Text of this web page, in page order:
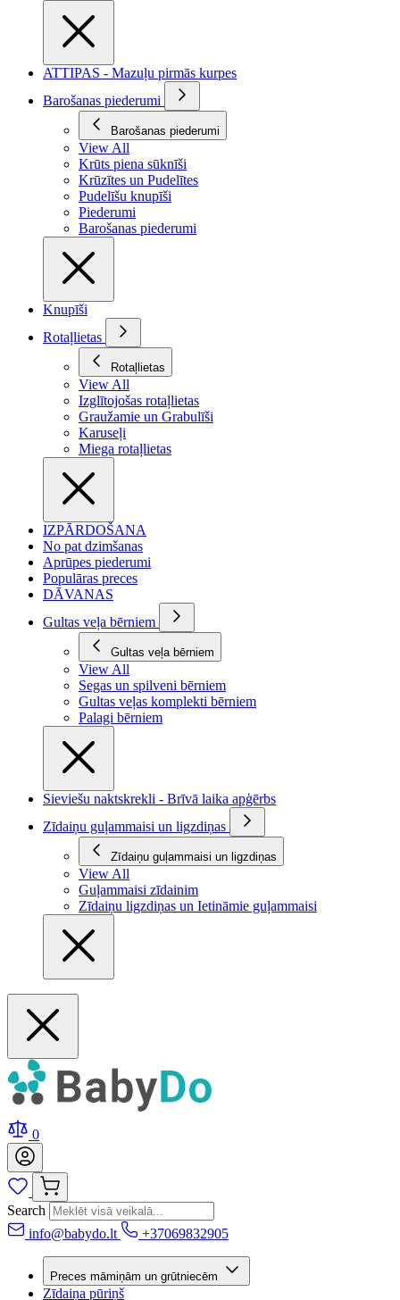
ATTIPAS - Mazuļu pirmās kurpes
Barošanas piederumi
Barošanas piederumi
View All
Krūts piena sūknīši
Krūzītes un Pudelītes
Pudelīšu knupīši
Piederumi
Barošanas piederumi
Knupīši
Rotaļlietas
Rotaļlietas
View All
Izglītojošas rotaļlietas
Graužamie un Grabulīši
Karuseļi
Miega rotaļlietas
IZPĀRDOŠANA
No pat dzimšanas
Aprūpes piederumi
Populāras preces
DĀVANAS
Gultas veļa bērniem
Gultas veļa bērniem
View All
Segas un spilveni bērniem
Gultas veļas komplekti bērniem
Palagi bērniem
Sieviešu naktskrekli - Brīvā laika apģērbs
Zīdaiņu guļammaisi un ligzdiņas
Zīdaiņu guļammaisi un ligzdiņas
View All
Guļammaisi zīdainim
Zīdaiņu ligzdiņas un Ietināmie guļammaisi
0
Search
info@babydo.lt
+37069832905
Preces māmiņām un grūtniecēm
Zīdaiņa pūriņš